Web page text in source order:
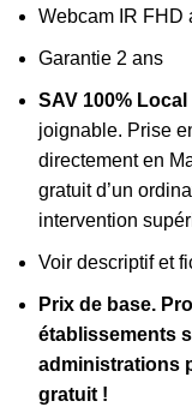
Webcam IR FHD
Garantie 2 ans
SAV 100% Local
joignable. Prise
directement en
gratuit d’un
intervention
Voir descriptif et
Prix de base.
établissements
administrations
gratuit !